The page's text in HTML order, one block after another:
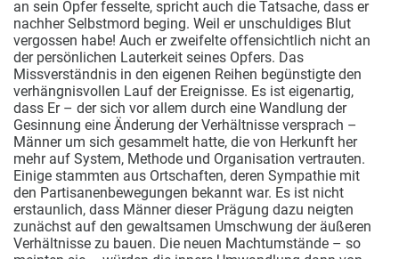
an sein Opfer fesselte, spricht auch die Tatsache, dass er
nachher Selbstmord beging. Weil er unschuldiges Blut
vergossen habe! Auch er zweifelte offensichtlich nicht an
der persönlichen Lauterkeit seines Opfers. Das
Missverständnis in den eigenen Reihen begünstigte den
verhängnisvollen Lauf der Ereignisse. Es ist eigenartig,
dass Er – der sich vor allem durch eine Wandlung der
Gesinnung eine Änderung der Verhältnisse versprach –
Männer um sich gesammelt hatte, die von Herkunft her
mehr auf System, Methode und Organisation vertrauten.
Einige stammten aus Ortschaften, deren Sympathie mit
den Partisanenbewegungen bekannt war. Es ist nicht
erstaunlich, dass Männer dieser Prägung dazu neigten
zunächst auf den gewaltsamen Umschwung der äußeren
Verhältnisse zu bauen. Die neuen Machtumstände – so